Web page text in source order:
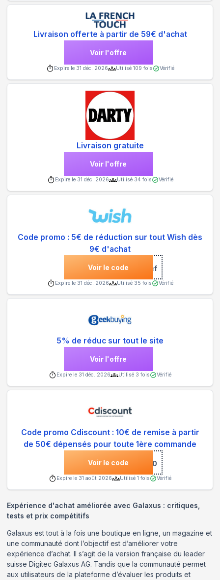
Livraison offerte à partir de 59€ d'achat
Voir l'offre
Expire le 31 déc. 2026 Utilisé 109 fois Vérifié
Livraison gratuite
Voir l'offre
Expire le 31 déc. 2026 Utilisé 34 fois Vérifié
Code promo : 5€ de réduction sur tout Wish dès
9€ d'achat
Voir le code ***tgycf
Expire le 31 déc. 2026 Utilisé 35 fois Vérifié
5% de réduc sur tout le site
Voir l'offre
Expire le 31 déc. 2026 Utilisé 3 fois Vérifié
Code promo Cdiscount : 10€ de remise à partir
de 50€ dépensés pour toute 1ère commande
Voir le code***LO10
Expire le 31 août 2026 Utilisé 1 fois Vérifié
Expérience d'achat améliorée avec Galaxus : critiques,
tests et prix compétitifs
Galaxus est tout à la fois une boutique en ligne, un magazine et
une communauté dont l’objectif est d’améliorer votre
expérience d’achat. Il s’agit de la version française du leader
suisse Digitec Galaxus AG. Tandis que la communauté permet
aux utilisateurs de la plateforme d’évaluer les produits et